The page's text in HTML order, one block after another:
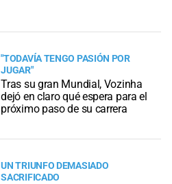
"TODAVÍA TENGO PASIÓN POR
JUGAR"
Tras su gran Mundial, Vozinha
dejó en claro qué espera para el
próximo paso de su carrera
UN TRIUNFO DEMASIADO
SACRIFICADO